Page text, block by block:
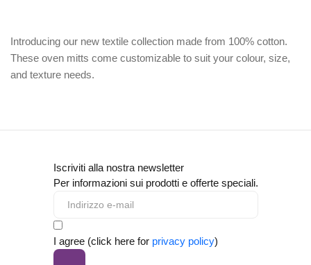
Introducing our new textile collection made from 100% cotton.
These oven mitts come customizable to suit your colour, size,
and texture needs.
Iscriviti alla nostra newsletter
Per informazioni sui prodotti e offerte speciali.
I agree (click here for privacy policy)